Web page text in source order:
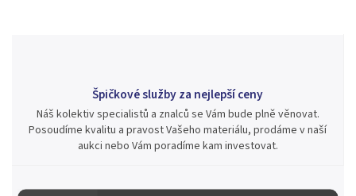
Špičkové služby za nejlepší ceny
Náš kolektiv specialistů a znalců se Vám bude plně věnovat.
Posoudíme kvalitu a pravost Vašeho materiálu, prodáme v naší
aukci nebo Vám poradíme kam investovat.